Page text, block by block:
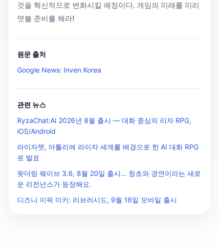
것을 혁신적으로 변화시킬 예정이다. 게임의 미래를 미리
엿볼 준비를 해라!
원문 출처
Google News: Inven Korea
관련 뉴스
RyzaChat:AI 2026년 8월 출시 — 대화 중심의 리자 RPG,
iOS/Android
라이자챗, 아틀리에 라이자 세계를 배경으로 한 AI 대화 RPG
로 발표
왓더링 웨이브 3.6, 8월 20일 출시… 청초와 경연이라는 새로
운 리전넌스가 등장해요.
디즈니 이픽 미키: 리브러시드, 9월 16일 모바일 출시